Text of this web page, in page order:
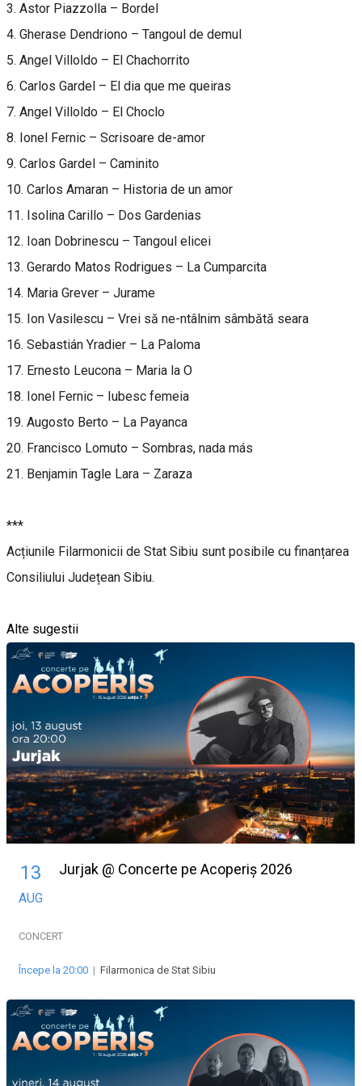
3. Astor Piazzolla – Bordel
4. Gherase Dendriono – Tangoul de demul
5. Angel Villoldo – El Chachorrito
6. Carlos Gardel – El dia que me queiras
7. Angel Villoldo – El Choclo
8. Ionel Fernic – Scrisoare de-amor
9. Carlos Gardel – Caminito
10. Carlos Amaran – Historia de un amor
11. Isolina Carillo – Dos Gardenias
12. Ioan Dobrinescu – Tangoul elicei
13. Gerardo Matos Rodrigues – La Cumparcita
14. Maria Grever – Jurame
15. Ion Vasilescu – Vrei să ne-ntâlnim sâmbătă seara
16. Sebastián Yradier – La Paloma
17. Ernesto Leucona – Maria la O
18. Ionel Fernic – Iubesc femeia
19. Augosto Berto – La Payanca
20. Francisco Lomuto – Sombras, nada más
21. Benjamin Tagle Lara – Zaraza
***
Acțiunile Filarmonicii de Stat Sibiu sunt posibile cu finanțarea
Consiliului Județean Sibiu.
Alte sugestii
13
AUG
Jurjak @ Concerte pe Acoperiș 2026
CONCERT
Începe la 20:00 | Filarmonica de Stat Sibiu